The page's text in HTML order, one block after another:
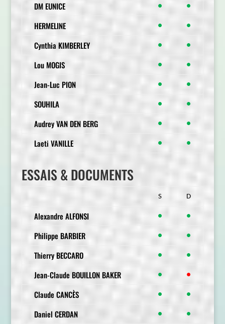
DM EUNICE ● ●
HERMELINE ● ●
Cynthia KIMBERLEY ● ●
Lou MOGIS ● ●
Jean-Luc PION ● ●
SOUHILA ● ●
Audrey VAN DEN BERG ● ●
Laeti VANILLE ● ●
ESSAIS & DOCUMENTS
S D
Alexandre ALFONSI ● ●
Philippe BARBIER ● ●
Thierry BECCARO ● ●
Jean-Claude BOUILLON BAKER ● ●
Claude CANCÈS ● ●
Daniel CERDAN ● ●